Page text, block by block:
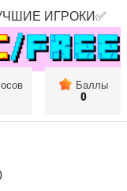
ИГРОКИ✅
Баллы
0